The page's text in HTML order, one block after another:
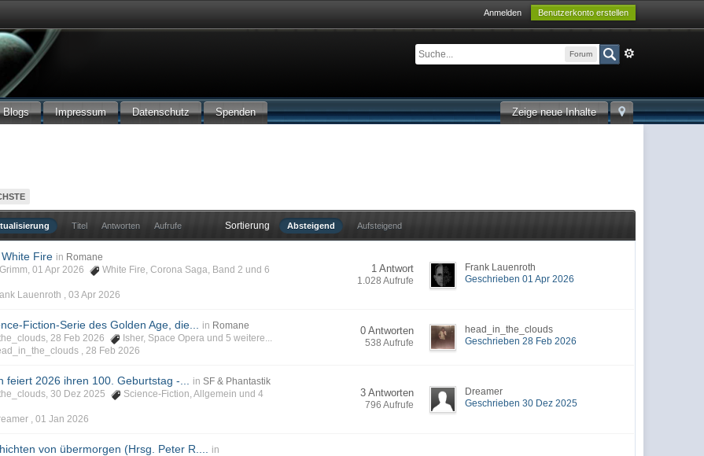
Anmelden Benutzerkonto erstellen
Forum
Zeige neue Inhalte
Blogs Impressum Datenschutz Spenden
Titel Antworten Aufrufe Sortierung Absteigend Aufsteigend
Fire in Romane
01 Apr 2026
White Fire,Corona Saga, Band 2 und 6
Lauenroth ,03 Apr 2026
1 Antwort
1.028 Aufrufe
Frank Lauenroth
Geschrieben 01 Apr 2026
Fiction-Serie des Golden Age, die... in Romane
28 Feb 2026
Isher, Space Opera und 5 weitere...
,28 Feb 2026
0 Antworten
538 Aufrufe
head_in_the_clouds
Geschrieben 28 Feb 2026
feiert 2026 ihren 100. Geburtstag -... in SF & Phantastik
30 Dez 2025
Science-Fiction,Allgemein und 4
,01 Jan 2026
3 Antworten
796 Aufrufe
Dreamer
Geschrieben 30 Dez 2025
von übermorgen (Hrsg. Peter R....
in